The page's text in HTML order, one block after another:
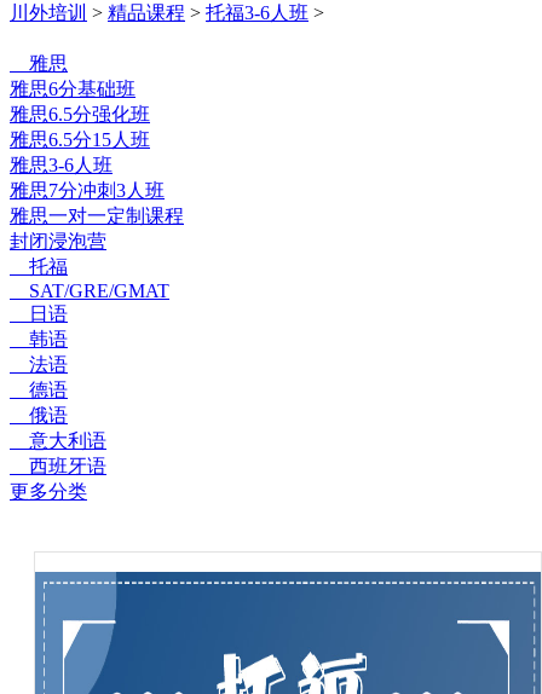
川外培训 > 精品课程 > 托福3-6人班 >
雅思
雅思6分基础班
雅思6.5分强化班
雅思6.5分15人班
雅思3-6人班
雅思7分冲刺3人班
雅思一对一定制课程
封闭浸泡营
托福
SAT/GRE/GMAT
日语
韩语
法语
德语
俄语
意大利语
西班牙语
更多分类